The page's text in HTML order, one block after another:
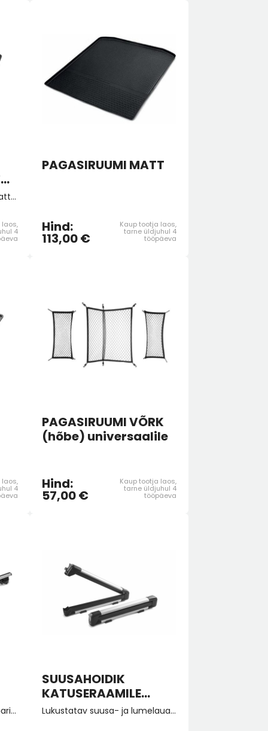
Pagasiruumi kahepoolne matt paigaldatakse tekstiilkülg ülespoole, mis takistab pagasi soovimatut liikumist. Transportides aga esemeid, mis võivad autot määrida, on lihtne matt ringi keerata, nii et peale jääks kummist pool.
laos,
4
PAGASIRUUMI MATT
Hind:
113,00 €
Kaup tootja laos,
tarne üldjuhul 4
tööpäeva
laos,
4
PAGASIRUUMI VÕRK
(hõbe) universaalile
Hind:
57,00 €
Kaup tootja laos,
tarne üldjuhul 4
tööpäeva
Ristitalad katusele on alati parim ja turvalisim lahendus sinu autole. Taladel võib vedada lihtsasti ka suuremat pagasit. Ristitalad on edukalt läbinud City Crash testi. Materjal: alumiinium. Sobilik Superb 3 Combi (2015-2024)
SUUSAHOIDIK
KATUSERAAMILE
LUKUSTATAV
Lukustatav suusa- ja lumelauakandur on ohutu lahendus suuskade või lumelaudade transportimiseks, eriti autodele, millel ei ole tagumisel keskistmel kokkupandavat käetuge. Võimalik transportida kuni 4 paari suuski või kahte lumelauda.